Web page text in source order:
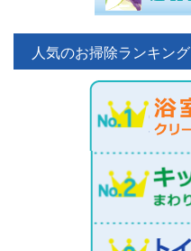
人気のお掃除ランキング